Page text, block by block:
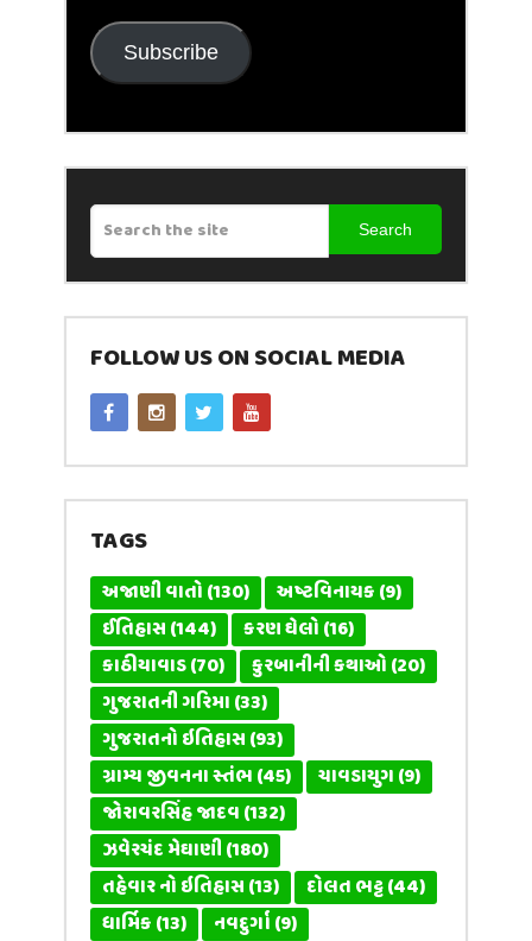
Subscribe
Search
FOLLOW US ON SOCIAL MEDIA
TAGS
અજાણી વાતો(130) અષ્ટવિનાયક(9)
ઈતિહાસ(144) કરણ ઘેલો(16)
કાઠીયાવાડ(70) કુરબાનીની કથાઓ(20)
ગુજરાતની ગરિમા(33)
ગુજરાતનો ઇતિહાસ(93)
ગ્રામ્ય જીવનના સ્તંભ(45) ચાવડાયુગ(9)
જોરાવરસિંહ જાદવ(132)
ઝવેરચંદ મેઘાણી(180)
તહેવાર નો ઇતિહાસ(13) દોલત ભટ્ટ(44)
ધાર્મિક(13) નવદુર્ગા(9)